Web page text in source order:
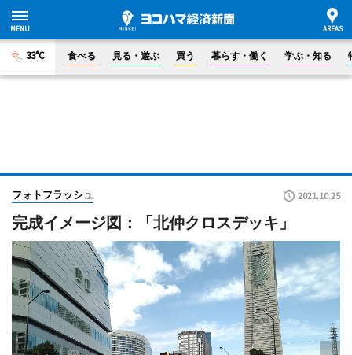
33°C 食べる 見る・遊ぶ 買う 暮らす・働く 学ぶ・知る
フォトフラッシュ 2021.10.25
完成イメージ図：「北仲クロスデッキ」